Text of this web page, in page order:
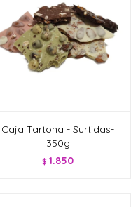
Caja Tartona - Surtidas-
350g
$ 1.850